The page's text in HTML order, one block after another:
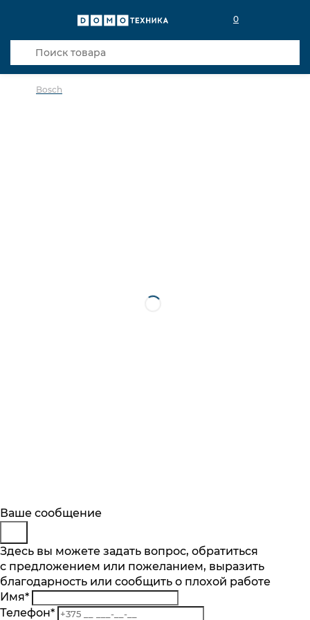
0
Bosch
Описание
Отзывы
Основные характеристики
Объем пылесборника, л
2.4
Тип уборки
Будьте в курсе
Подпишитесь на последние обновления
и узнавайте о новинках и специальных
предложениях первыми
Подписаться
Заказ обратного звонка
Представьтесь
Телефон*
Комментарий
Ваше сообщение
Здесь вы можете задать вопрос, обратиться
с предложением или пожеланием, выразить
благодарность или сообщить о плохой работе
Имя*
Телефон*